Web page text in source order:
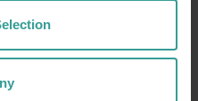
程可以从澳大利亚
繁荣的文化中心——珀
的自然景点和匠心独